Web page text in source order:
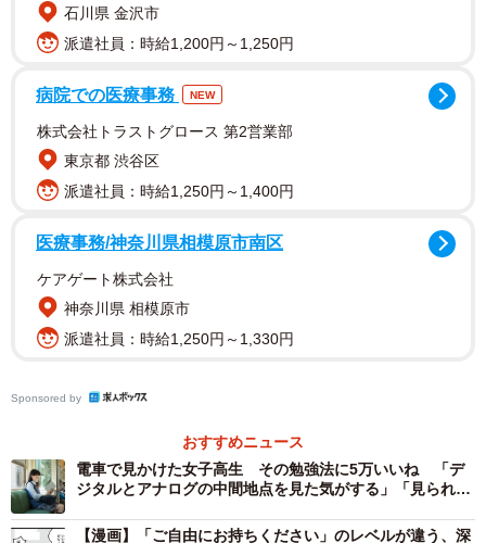
pic.twitter.com/IZvf7uTPeo
— ミチル (@mitiruxxx)
投稿されたモバイルバッテリーには、街中の駐車場でよく
したディスプレイが備わっており、「駐車場看板」を忠実
に再現しています。
石川県 金沢市
派遣社員：時給1,200円～1,250円
病院での医療事務 NEW
株式会社トラストグロース 第2営業部
東京都 渋谷区
派遣社員：時給1,250円～1,400円
医療事務/神奈川県相模原市南区
ケアゲート株式会社
神奈川県 相模原市
派遣社員：時給1,250円～1,330円
Sponsored by
おすすめニュース
電車で見かけた女子高生 その勉強法に5万いいね 「デ
ジタルとアナログの中間地点を見た気がする」「見られて
【漫画】「ご自由にお持ちください」のレベルが違う、深